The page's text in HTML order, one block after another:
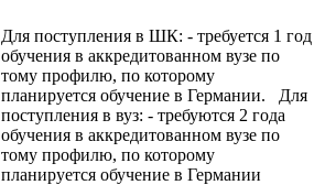
Для поступления в ШК: - требуется 1 год
обучения в аккредитованном вузе по
тому профилю, по которому
планируется обучение в Германии. Для
поступления в вуз: - требуются 2 года
обучения в аккредитованном вузе по
тому профилю, по которому
планируется обучение в Германии